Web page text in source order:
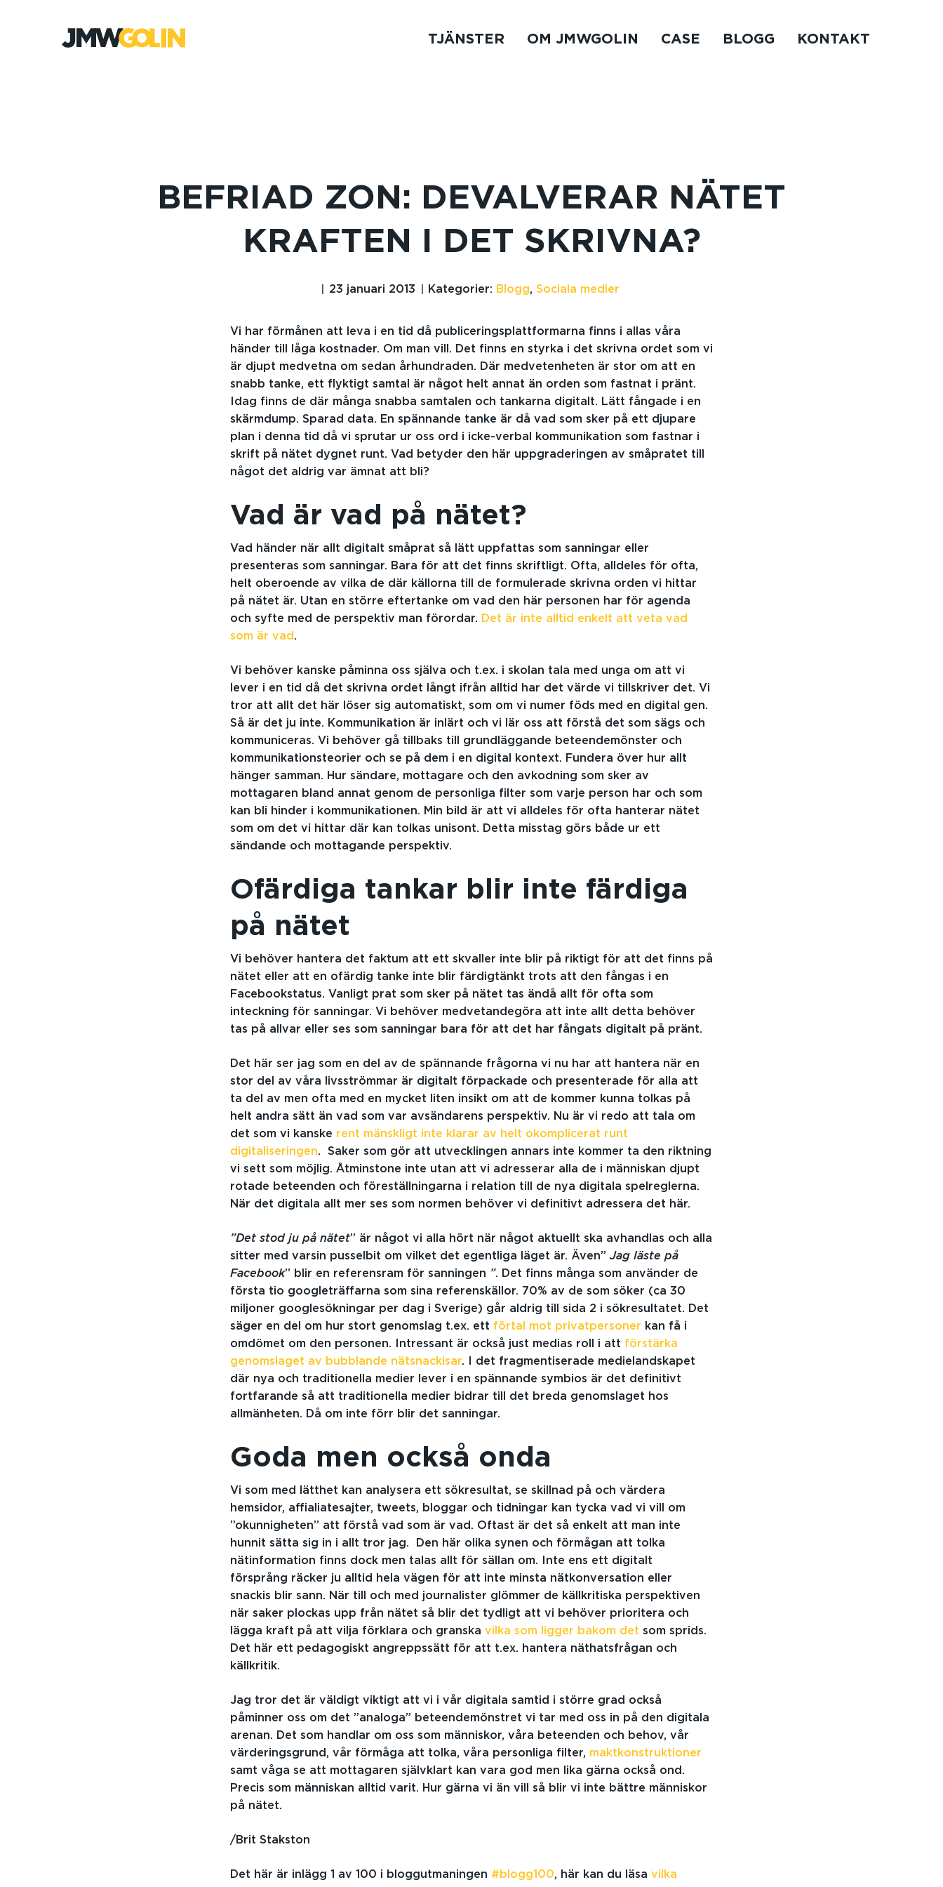
TJÄNSTER OM JMWGOLIN CASE BLOGG KONTAKT
BEFRIAD ZON: DEVALVERAR NÄTET
KRAFTEN I DET SKRIVNA?
23 januari 2013 Kategorier: Blogg,Sociala medier
Vi har förmånen att leva i en tid då publiceringsplattformarna finns i allas våra
händer till låga kostnader. Om man vill. Det finns en styrka i det skrivna ordet som vi
är djupt medvetna om sedan århundraden. Där medvetenheten är stor om att en
snabb tanke, ett flyktigt samtal är något helt annat än orden som fastnat i pränt.
Idag finns de där många snabba samtalen och tankarna digitalt. Lätt fångade i en
skärmdump. Sparad data. En spännande tanke är då vad som sker på ett djupare
plan i denna tid då vi sprutar ur oss ord i icke-verbal kommunikation som fastnar i
skrift på nätet dygnet runt. Vad betyder den här uppgraderingen av småpratet till
något det aldrig var ämnat att bli?
Vad är vad på nätet?
Vad händer när allt digitalt småprat så lätt uppfattas som sanningar eller
presenteras som sanningar. Bara för att det finns skriftligt. Ofta, alldeles för ofta,
helt oberoende av vilka de där källorna till de formulerade skrivna orden vi hittar
på nätet är. Utan en större eftertanke om vad den här personen har för agenda
och syfte med de perspektiv man förordar. Det är inte alltid enkelt att veta vad
som är vad .
Vi behöver kanske påminna oss själva och t.ex. i skolan tala med unga om att vi
lever i en tid då det skrivna ordet långt ifrån alltid har det värde vi tillskriver det. Vi
tror att allt det här löser sig automatiskt, som om vi numer föds med en digital gen.
Så är det ju inte. Kommunikation är inlärt och vi lär oss att förstå det som sägs och
kommuniceras. Vi behöver gå tillbaks till grundläggande beteendemönster och
kommunikationsteorier och se på dem i en digital kontext. Fundera över hur allt
hänger samman. Hur sändare, mottagare och den avkodning som sker av
mottagaren bland annat genom de personliga filter som varje person har och som
kan bli hinder i kommunikationen. Min bild är att vi alldeles för ofta hanterar nätet
som om det vi hittar där kan tolkas unisont. Detta misstag görs både ur ett
sändande och mottagande perspektiv.
Ofärdiga tankar blir inte färdiga
på nätet
Vi behöver hantera det faktum att ett skvaller inte blir på riktigt för att det finns på
nätet eller att en ofärdig tanke inte blir färdigtänkt trots att den fångas i en
Facebookstatus. Vanligt prat som sker på nätet tas ändå allt för ofta som
inteckning för sanningar. Vi behöver medvetandegöra att inte allt detta behöver
tas på allvar eller ses som sanningar bara för att det har fångats digitalt på pränt.
Det här ser jag som en del av de spännande frågorna vi nu har att hantera när en
stor del av våra livsströmmar är digitalt förpackade och presenterade för alla att
ta del av men ofta med en mycket liten insikt om att de kommer kunna tolkas på
helt andra sätt än vad som var avsändarens perspektiv. Nu är vi redo att tala om
det som vi kanske rent mänskligt inte klarar av helt okomplicerat runt
digitaliseringen. Saker som gör att utvecklingen annars inte kommer ta den riktning
vi sett som möjlig. Åtminstone inte utan att vi adresserar alla de i människan djupt
rotade beteenden och föreställningarna i relation till de nya digitala spelreglerna.
När det digitala allt mer ses som normen behöver vi definitivt adressera det här.
”Det stod ju på nätet” är något vi alla hört när något aktuellt ska avhandlas och alla
sitter med varsin pusselbit om vilket det egentliga läget är. Även”Jag läste på
Facebook” blir en referensram för sanningen ”. Det finns många som använder de
första tio googleträffarna som sina referenskällor. 70% av de som söker (ca 30
miljoner googlesökningar per dag i Sverige) går aldrig till sida 2 i sökresultatet. Det
säger en del om hur stort genomslag t.ex. ett förtal mot privatpersoner kan få i
omdömet om den personen. Intressant är också just medias roll i att förstärka
genomslaget av bubblande nätsnackisar. I det fragmentiserade medielandskapet
där nya och traditionella medier lever i en spännande symbios är det definitivt
fortfarande så att traditionella medier bidrar till det breda genomslaget hos
allmänheten. Då om inte förr blir det sanningar.
Goda men också onda
Vi som med lätthet kan analysera ett sökresultat, se skillnad på och värdera
hemsidor, affialiatesajter, tweets, bloggar och tidningar kan tycka vad vi vill om
”okunnigheten” att förstå vad som är vad. Oftast är det så enkelt att man inte
hunnit sätta sig in i allt tror jag. Den här olika synen och förmågan att tolka
nätinformation finns dock men talas allt för sällan om. Inte ens ett digitalt
försprång räcker ju alltid hela vägen för att inte minsta nätkonversation eller
snackis blir sann. När till och med journalister glömmer de källkritiska perspektiven
när saker plockas upp från nätet så blir det tydligt att vi behöver prioritera och
lägga kraft på att vilja förklara och granska vilka som ligger bakom det som sprids.
Det här ett pedagogiskt angreppssätt för att t.ex. hantera näthatsfrågan och
källkritik.
Jag tror det är väldigt viktigt att vi i vår digitala samtid i större grad också
påminner oss om det ”analoga” beteendemönstret vi tar med oss in på den digitala
arenan. Det som handlar om oss som människor, våra beteenden och behov, vår
värderingsgrund, vår förmåga att tolka, våra personliga filter, maktkonstruktioner
samt våga se att mottagaren självklart kan vara god men lika gärna också ond.
Precis som människan alltid varit. Hur gärna vi än vill så blir vi inte bättre människor
på nätet.
/Brit Stakston
Det här är inlägg 1 av 100 i bloggutmaningen #blogg100, här kan du läsa vilka